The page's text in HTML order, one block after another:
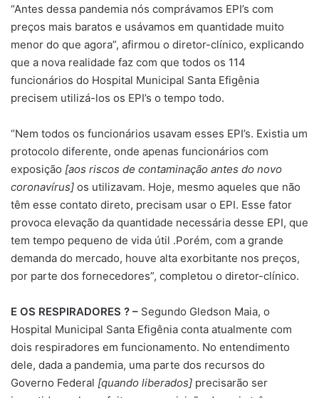
“Antes dessa pandemia nós comprávamos EPI’s com
preços mais baratos e usávamos em quantidade muito
menor do que agora”, afirmou o diretor-clínico, explicando
que a nova realidade faz com que todos os 114
funcionários do Hospital Municipal Santa Efigênia
precisem utilizá-los os EPI’s o tempo todo.
“Nem todos os funcionários usavam esses EPI’s. Existia um
protocolo diferente, onde apenas funcionários com
exposição [aos riscos de contaminação antes do novo
coronavírus] os utilizavam. Hoje, mesmo aqueles que não
têm esse contato direto, precisam usar o EPI. Esse fator
provoca elevação da quantidade necessária desse EPI, que
tem tempo pequeno de vida útil .Porém, com a grande
demanda do mercado, houve alta exorbitante nos preços,
por parte dos fornecedores”, completou o diretor-clínico.
E OS RESPIRADORES ? – Segundo Gledson Maia, o
Hospital Municipal Santa Efigênia conta atualmente com
dois respiradores em funcionamento. No entendimento
dele, dada a pandemia, uma parte dos recursos do
Governo Federal [quando liberados] precisarão ser